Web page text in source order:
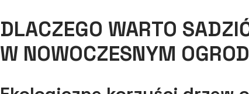
DLACZEGO WARTO
W NOWOCZESNYM